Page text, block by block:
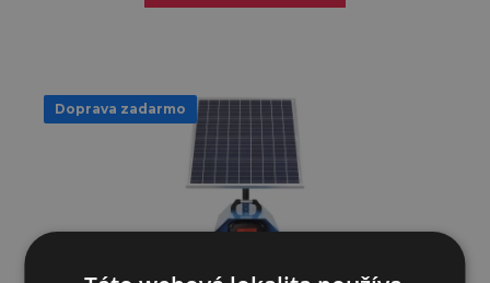
Doprava zadarmo